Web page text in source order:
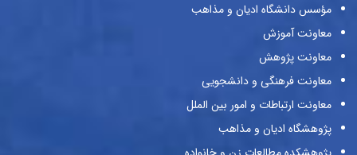
مؤسس دانشگاه ادیان و مذاهب
معاونت آموزش
معاونت پژوهش
معاونت فرهنگی و دانشجویی
معاونت ارتباطات و امور بین الملل
پژوهشگاه ادیان و مذاهب